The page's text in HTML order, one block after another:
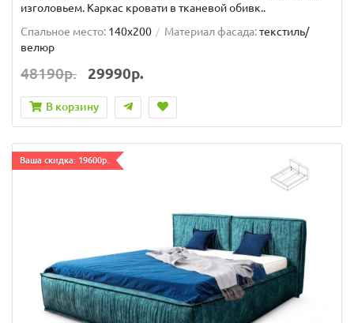
изголовьем. Каркас кровати в тканевой обивк..
Спальное место: 140x200 Материал фасада:текстиль/
велюр
48190р. 29990р.
В корзину
Ваша скидка: 19600р.